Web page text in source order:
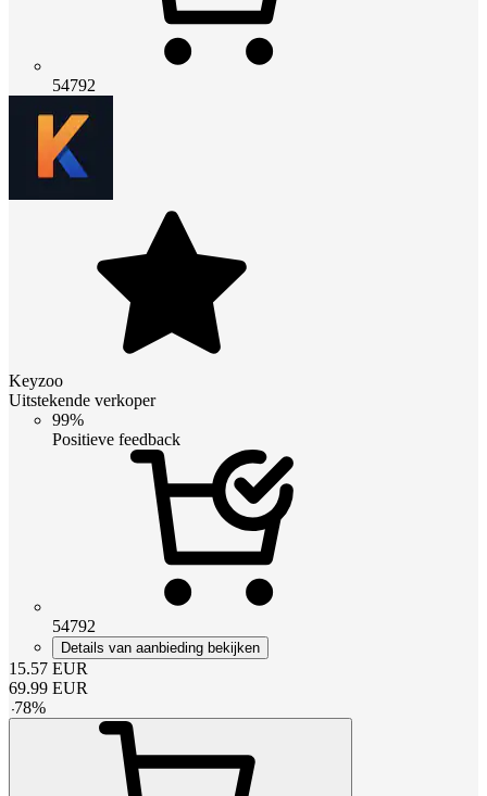
54792
Keyzoo
Uitstekende verkoper
99%
Positieve feedback
54792
Details van aanbieding bekijken
15.57 EUR
69.99 EUR
-78%